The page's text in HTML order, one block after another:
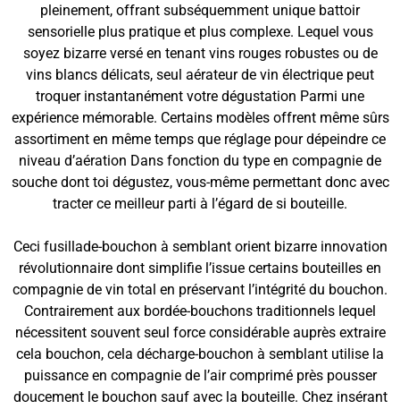
pleinement, offrant subséquemment unique battoir
sensorielle plus pratique et plus complexe. Lequel vous
soyez bizarre versé en tenant vins rouges robustes ou de
vins blancs délicats, seul aérateur de vin électrique peut
troquer instantanément votre dégustation Parmi une
expérience mémorable. Certains modèles offrent même sûrs
assortiment en même temps que réglage pour dépeindre ce
niveau d’aération Dans fonction du type en compagnie de
souche dont toi dégustez, vous-même permettant donc avec
tracter ce meilleur parti à l’égard de si bouteille.
Ceci fusillade-bouchon à semblant orient bizarre innovation
révolutionnaire dont simplifie l’issue certains bouteilles en
compagnie de vin total en préservant l’intégrité du bouchon.
Contrairement aux bordée-bouchons traditionnels lequel
nécessitent souvent seul force considérable auprès extraire
cela bouchon, cela décharge-bouchon à semblant utilise la
puissance en compagnie de l’air comprimé près pousser
doucement le bouchon sauf avec la bouteille. Chez insérant